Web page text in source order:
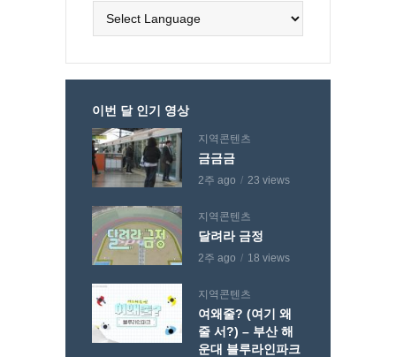
이번 달 인기 영상
지역콘텐츠
금금금
2주 ago 23 views
지역콘텐츠
달려라 금정
2주 ago 18 views
지역콘텐츠
여왜줄? (여기 왜
줄 서?) – 부산 해
운대 블루라인파크